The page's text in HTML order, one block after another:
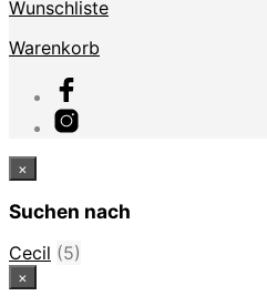
Wunschliste
Warenkorb
×
Suchen nach
Cecil (5)
×